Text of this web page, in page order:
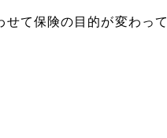
て保険の目的が変わって